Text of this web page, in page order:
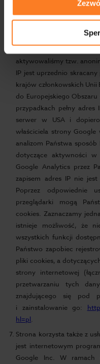
które są zapisywane
korzystanie przez
strony internetowej z
w USA i są na nim
aktywowaliśmy tzw.
IP jest uprzednio
krajów członkowskich
do Europejskiego
przypadkach pełny adres
serwer w USA i
właściciela strony
analizom Państwa
dotyczące aktywności
Google Analytics przez
zapisem adres IP nie
Poprzez odpowiednie
przeglądarki mogą
cookies. Zaznaczamy
istnieje możliwość, że
wszystkich funkcji
Państwo zapobiec
pliki cookies, a
strony internetowej
przetwarzaniu tych
znajdującego się pod
i zainstalowanie go:
hl=pl.
Strona korzysta także z
jest internetowym
Google Inc. W ramach